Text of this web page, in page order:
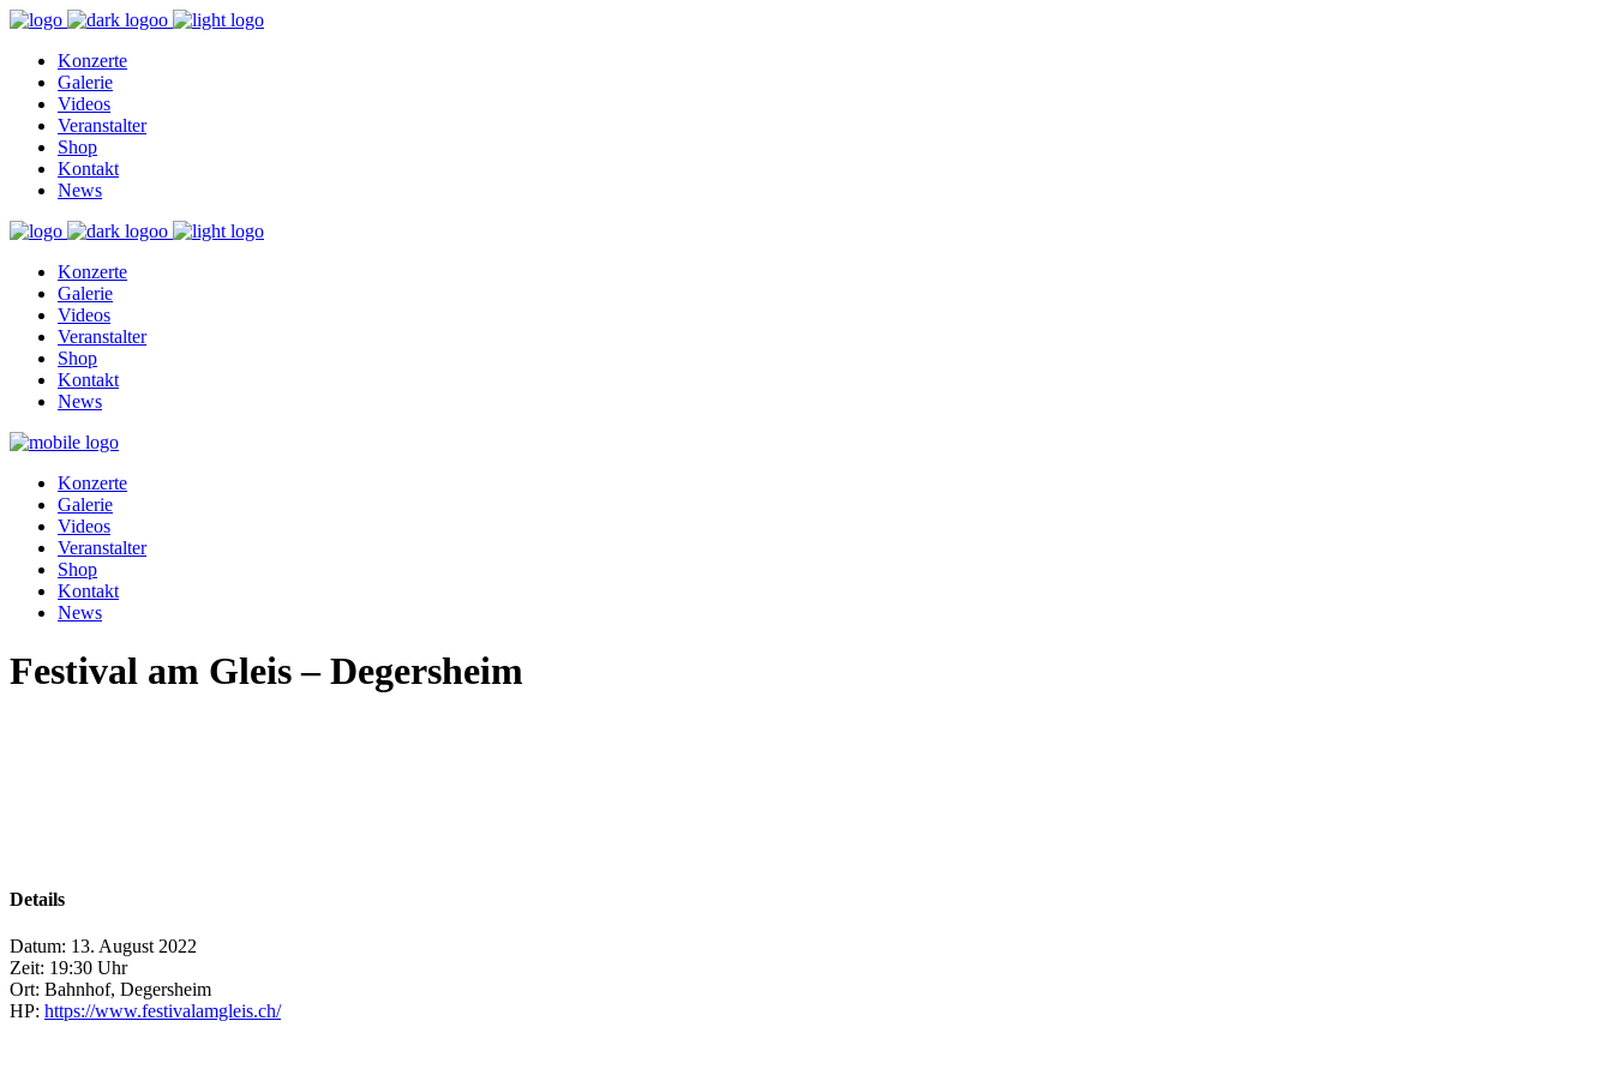
Konzerte
Galerie
Videos
Veranstalter
Shop
Kontakt
News
Konzerte
Galerie
Videos
Veranstalter
Shop
Kontakt
News
Konzerte
Galerie
Videos
Veranstalter
Shop
Kontakt
News
Festival am Gleis – Degersheim
Details
Datum: 13. August 2022
Zeit: 19:30 Uhr
Ort: Bahnhof, Degersheim
HP: https://www.festivalamgleis.ch/